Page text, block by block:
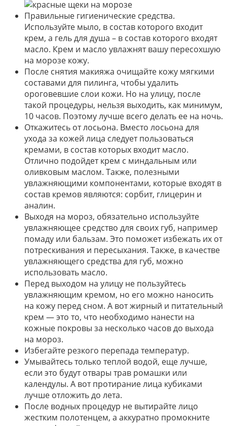
Правильные гигиенические средства.
Используйте мыло, в состав которого входит
крем, а гель для душа – в состав которого входят
масло. Крем и масло увлажнят вашу пересохшую
на морозе кожу.
После снятия макияжа очищайте кожу мягкими
составами для пилинга, чтобы удалить
ороговевшие слои кожи. Но на улицу, после
такой процедуры, нельзя выходить, как минимум,
10 часов. Поэтому лучше всего делать ее на ночь.
Откажитесь от лосьона. Вместо лосьона для
ухода за кожей лица следует пользоваться
кремами, в состав которых входит масло.
Отлично подойдет крем с миндальным или
оливковым маслом. Также, полезными
увлажняющими компонентами, которые входят в
состав кремов являются: сорбит, глицерин и
аналин.
Выходя на мороз, обязательно используйте
увлажняющее средство для своих губ, например
помаду или бальзам. Это поможет избежать их от
потрескивания и пересыхания. Также, в качестве
увлажняющего средства для губ, можно
использовать масло.
Перед выходом на улицу не пользуйтесь
увлажняющим кремом, но его можно наносить
на кожу перед сном. А вот жирный и питательный
крем — это то, что необходимо нанести на
кожные покровы за несколько часов до выхода
на мороз.
Избегайте резкого перепада температур.
Умывайтесь только теплой водой, еще лучше,
если это будут отвары трав ромашки или
календулы. А вот протирание лица кубиками
лучше отложить до лета.
После водных процедур не вытирайте лицо
жестким полотенцем, а аккуратно промокните